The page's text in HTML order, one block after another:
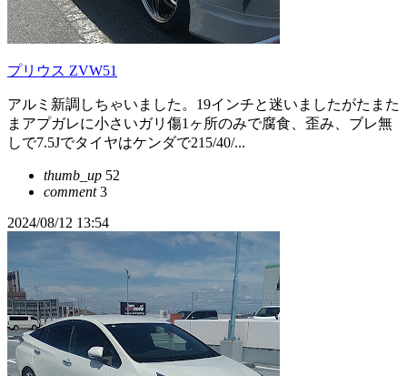
プリウス ZVW51
アルミ新調しちゃいました。19インチと迷いましたがたまた
まアプガレに小さいガリ傷1ヶ所のみで腐食、歪み、ブレ無
しで7.5Jでタイヤはケンダで215/40/...
thumb_up 52
comment3
2024/08/12 13:54